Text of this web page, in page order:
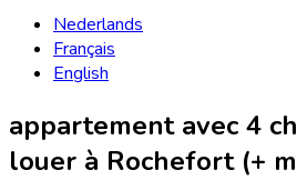
Nederlands
Français
English
appartement avec 4
louer à Rochefort (+